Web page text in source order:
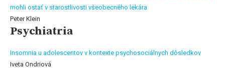
mohli ostať v starostlivosti všeobecného lekára
Peter Klein
Psychiatria
Insomnia u adolescentov v kontexte psychosociálnych dôsledkov
Iveta Ondriová